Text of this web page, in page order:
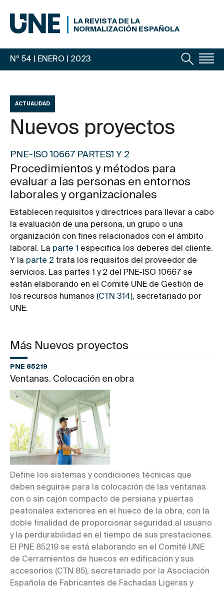
LA REVISTA DE LA
NORMALIZACIÓN ESPAÑOLA
Nº 54 | ENERO | 2023
ACTUALIDAD
Nuevos proyectos
PNE-ISO 10667 PARTES1 Y 2
Procedimientos y métodos para
evaluar a las personas en entornos
laborales y organizacionales
Establecen requisitos y directrices para llevar a cabo
la evaluación de una persona, un grupo o una
organización con fines relacionados con el ámbito
laboral. La parte 1 especifica los deberes del cliente.
Y la parte 2 trata los requisitos del proveedor de
servicios. Las partes 1 y 2 del PNE-ISO 10667 se
están elaborando en el Comité UNE de Gestión de
los recursos humanos (CTN 314), secretariado por
UNE.
Más Nuevos proyectos
PNE 85219
Ventanas. Colocación en obra
Define los sistemas y condiciones técnicas que
deben seguirse para la colocación de las ventanas
con o sin cajón compacto de persiana y puertas
peatonales exteriores en el hueco de la obra, con la
doble finalidad de proporcionar seguridad al usuario
y la perdurabilidad en el tiempo de sus prestaciones.
El PNE 85219 se está elaborando en el Comité UNE
de Cerramientos de huecos en edificación y sus
accesorios (CTN 85), secretariado por la Asociación
Española de Fabricantes de Fachadas Ligeras y